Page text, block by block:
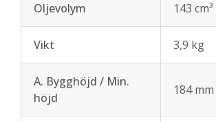
Oljevolym 143 cm³
Vikt 3,9 kg
A. Bygghöjd / Min.
höjd
184 mm